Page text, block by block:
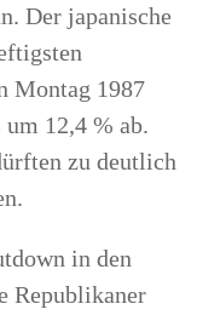
Der japanische
Montag 1987
12,4 % ab.
zu deutlich
in den
Republikaner